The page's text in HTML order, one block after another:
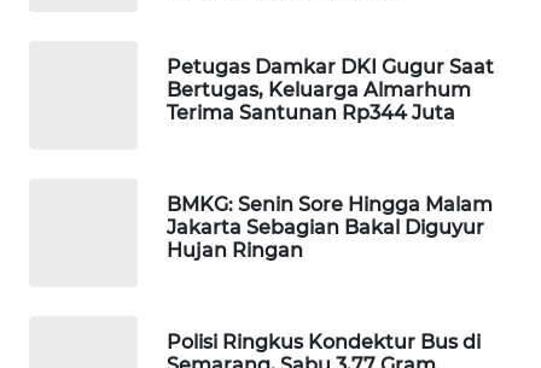
Petugas Damkar DKI Gugur Saat
Bertugas, Keluarga Almarhum
Terima Santunan Rp344 Juta
BMKG: Senin Sore Hingga Malam
Jakarta Sebagian Bakal Diguyur
Hujan Ringan
Polisi Ringkus Kondektur Bus di